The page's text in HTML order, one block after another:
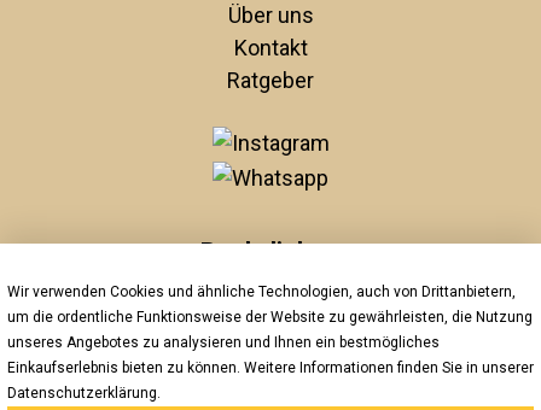
Über uns
Kontakt
Ratgeber
Rechtliches
Unsere AGBs
Impressum
Datenschutz
Wir verwenden Cookies und ähnliche Technologien, auch von Drittanbietern,
um die ordentliche Funktionsweise der Website zu gewährleisten, die Nutzung
unseres Angebotes zu analysieren und Ihnen ein bestmögliches
Einkaufserlebnis bieten zu können. Weitere Informationen finden Sie in unserer
Datenschutzerklärung.